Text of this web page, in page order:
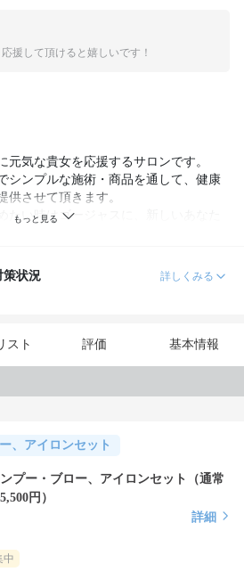
援して頂けると嬉しいです！
元気な貴女を応援するサロンです。
シンプルな施術・商品を通して、健康
供させて頂きます。
たい時はゴージャスに、新しいあなた
・ネイル・フェイシャル・ボディ・簡
ルで施術を提供いたします。食事・運
策状況 詳しくみる
スト 評価 基本情報
、アイロンセット
プー・ブロー、アイロンセット（通常
円）
詳細
中